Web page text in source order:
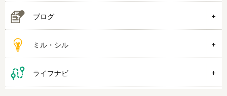
ブログ
ミル・シル
ライフナビ